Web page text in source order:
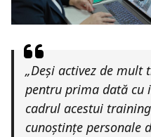
„Deși activez de
pentru prima dată
cadrul acestui
cunoștințe personale